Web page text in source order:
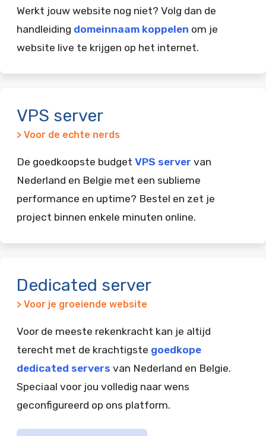
Werkt jouw website nog niet? Volg dan de
handleiding domeinnaam koppelen om je
website live te krijgen op het internet.
VPS server
> Voor de echte nerds
De goedkoopste budget VPS server van
Nederland en Belgie met een sublieme
performance en uptime? Bestel en zet je
project binnen enkele minuten online.
Dedicated server
> Voor je groeiende website
Voor de meeste rekenkracht kan je altijd
terecht met de krachtigste goedkope
dedicated servers van Nederland en Belgie.
Speciaal voor jou volledig naar wens
geconfigureerd op ons platform.